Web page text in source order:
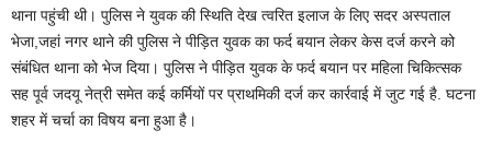
थाना पहुंची थी। पुलिस ने युवक की स्थिति देख त्वरित इलाज के लिए सदर अस्पताल
भेजा,जहां नगर थाने की पुलिस ने पीड़ित युवक का फर्द बयान लेकर केस दर्ज करने को
संबंधित थाना को भेज दिया। पुलिस ने पीड़ित युवक के फर्द बयान पर महिला चिकित्सक
सह पूर्व जदयू नेत्री समेत कई कर्मियों पर प्राथमिकी दर्ज कर कार्रवाई में जुट गई है. घटना
शहर में चर्चा का विषय बना हुआ है।